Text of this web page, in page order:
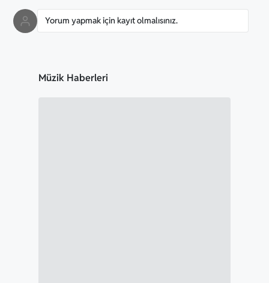
Yorum yapmak için kayıt olmalısınız.
Müzik Haberleri